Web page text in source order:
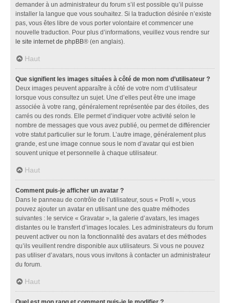
demander à un administrateur du forum s’il est possible qu’il puisse
installer la langue que vous souhaitez. Si la traduction désirée n’existe
pas, vous êtes libre de vous porter volontaire et commencer une
nouvelle traduction. Pour plus d’informations, veuillez vous rendre sur
le site internet de phpBB® (en anglais).
Haut
Que signifient les images situées à côté de mon nom d’utilisateur ?
Deux images peuvent apparaître à côté de votre nom d’utilisateur
lorsque vous consultez un sujet. Une d’elles peut être une image
associée à votre rang, généralement représentée par des étoiles, des
carrés ou des ronds. Elle permet d’indiquer votre activité selon le
nombre de messages que vous avez publié, ou permet de différencier
votre statut particulier sur le forum. L’autre image, généralement plus
grande, est une image connue sous le nom d’avatar qui est bien
souvent unique et personnelle à chaque utilisateur.
Haut
Comment puis-je afficher un avatar ?
Dans le panneau de contrôle de l’utilisateur, sous « Profil », vous
pouvez ajouter un avatar en utilisant une des quatre méthodes
suivantes : le service « Gravatar », la galerie d’avatars, les images
distantes ou le transfert d’images locales. Les administrateurs du forum
peuvent activer ou non la fonctionnalité des avatars et des méthodes
qu’ils veuillent rendre disponible aux utilisateurs. Si vous ne pouvez
pas utiliser d’avatars, nous vous invitons à contacter un administrateur
du forum.
Haut